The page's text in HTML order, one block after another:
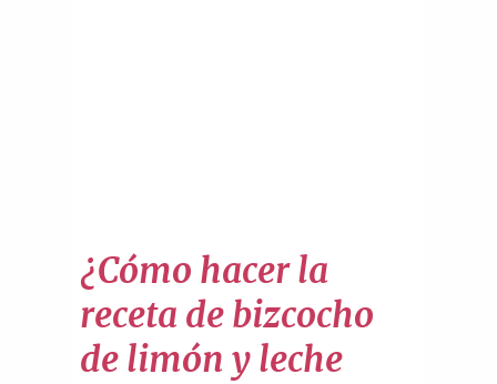
¿Cómo hacer la
receta de bizcocho
de limón y leche